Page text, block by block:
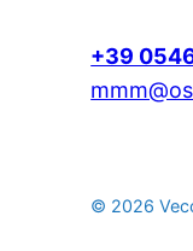
+39
© 2026